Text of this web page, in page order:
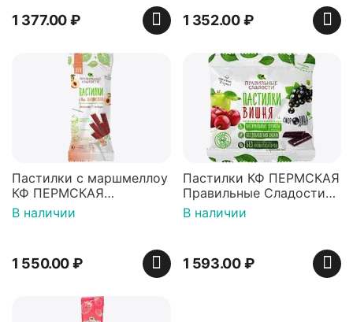
1 377.00₽ 1 352.00 ₽
Пастилки с маршмеллоу
КФ ПЕРМСКАЯ
Правильные сладости
Сочный персик, 55 г - 10
В наличии
1 550.00₽
Пастилки КФ ПЕРМСКАЯ
Правильные Сладости
Вишня и смородина, 70 г
- 10 шт.
В наличии
1 593.00 ₽